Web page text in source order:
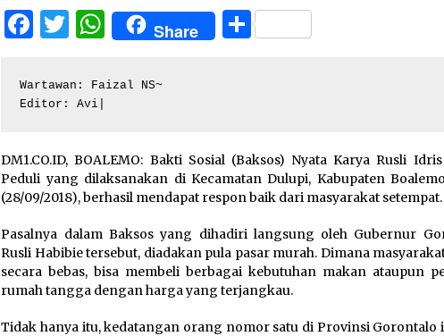
Facebook
Twitter
WhatsApp
Share Share
Wartawan: Faizal NS~
Editor: Avi|
DM1.CO.ID, BOALEMO: Bakti Sosial (Baksos) Nyata Karya Rusli
Peduli yang dilaksanakan di Kecamatan Dulupi, Kabupaten
(28/09/2018), berhasil mendapat respon baik dari masyarakat setempat.
Pasalnya dalam Baksos yang dihadiri langsung oleh Gubernur
Rusli Habibie tersebut, diadakan pula pasar murah. Dimana
secara bebas, bisa membeli berbagai kebutuhan makan ataupun
rumah tangga dengan harga yang terjangkau.
Tidak hanya itu, kedatangan orang nomor satu di Provinsi Gorontalo